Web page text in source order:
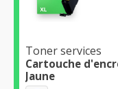
Toner services
Cartouche
Jaune